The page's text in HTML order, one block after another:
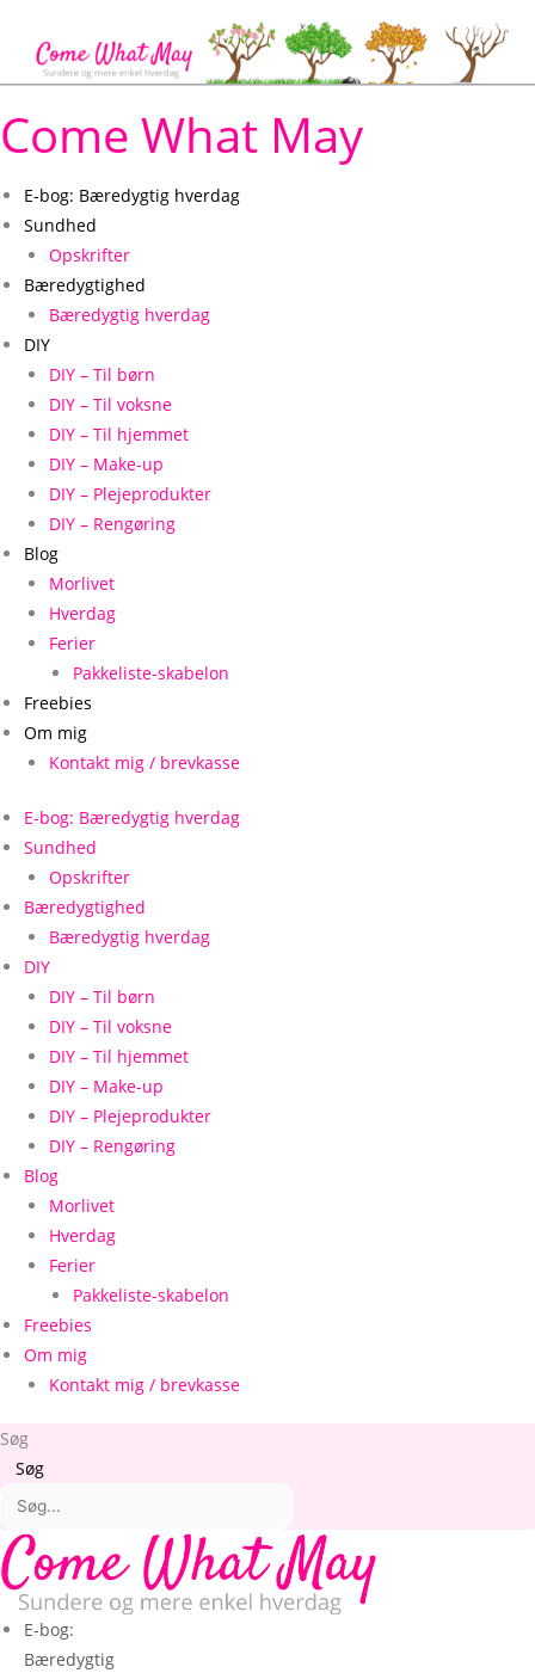
indholdet
Come What May
E-bog: Bæredygtig hverdag
Sundhed
Opskrifter
Bæredygtighed
Bæredygtig hverdag
DIY
DIY – Til børn
DIY – Til voksne
DIY – Til hjemmet
DIY – Make-up
DIY – Plejeprodukter
DIY – Rengøring
Blog
Morlivet
Hverdag
Ferier
Pakkeliste-skabelon
Freebies
Om mig
Kontakt mig / brevkasse
E-bog: Bæredygtig hverdag
Sundhed
Opskrifter
Bæredygtighed
Bæredygtig hverdag
DIY
DIY – Til børn
DIY – Til voksne
DIY – Til hjemmet
DIY – Make-up
DIY – Plejeprodukter
DIY – Rengøring
Blog
Morlivet
Hverdag
Ferier
Pakkeliste-skabelon
Freebies
Om mig
Kontakt mig / brevkasse
Søg
Søg
E-bog:
Bæredygtig